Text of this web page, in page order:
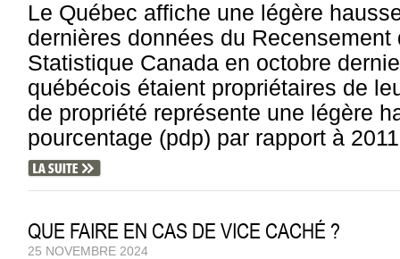
Le Québec affiche une légère
dernières données du
Statistique Canada en octobre
québécois étaient propriétaires de
de propriété représente une légère
pourcentage (pdp) par rapport à
QUE FAIRE EN CAS DE VICE CACHÉ ?
25 NOVEMBRE 2024